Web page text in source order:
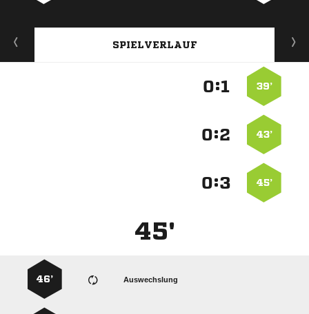
SPIELVERLAUF
39’
:
43’
:
45’
:
45'
Auswechslung
46’